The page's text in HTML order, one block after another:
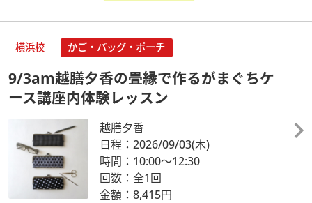
横浜校 かご・バッグ・ポーチ
9/3am越膳夕香の畳縁で作るがまぐちケ
ース講座内体験レッスン
越膳夕香
日程：2026/09/03(木)
時間：10:00～12:30
回数：全1回
金額：8,415円